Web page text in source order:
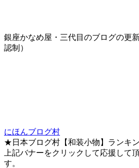
銀座かなめ屋・三代目のブログの更
認制）
にほんブログ村
★日本ブログ村【和装小物】ランキ
上記バナーをクリックして応援して
す。